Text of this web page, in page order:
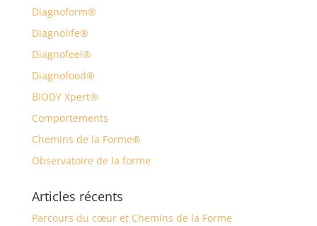
Diagnoform®
Diagnolife®
Diagnofeel®
Diagnofood®
BIODY Xpert®
Comportements
Chemins de la Forme®
Observatoire de la forme
Articles récents
Parcours du cœur et Chemins de la Forme